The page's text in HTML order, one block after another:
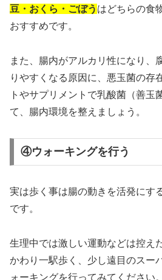
豆・おくら・ごぼう はどちらの食
おすすめです。
また、腸内がアルカリ性になり、
りやすくなる原因に、悪玉菌の存
トやサプリメントで乳酸菌（善玉
て、腸内環境を整えましょう。
④ウォーキングを行う
実は歩く事は腸の動きを活発にす
です。
生理中では激しい運動などは控え
かわり一駅歩く、少し遠目のスー
ォーキングを行ってみてください